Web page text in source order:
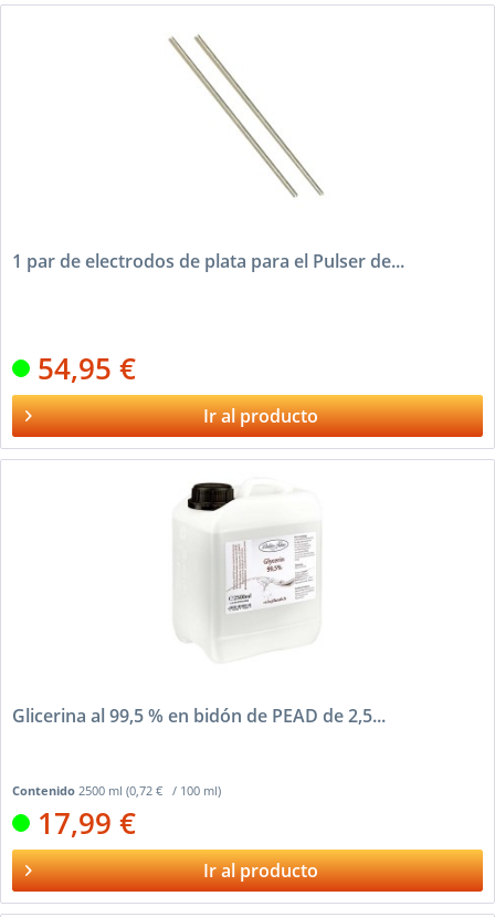
1 par de electrodos de plata para el Pulser de...
54,95 €
Ir al producto
Glicerina al 99,5 % en bidón de PEAD de 2,5...
Contenido 2500 ml(0,72 € / 100 ml)
17,99 €
Ir al producto